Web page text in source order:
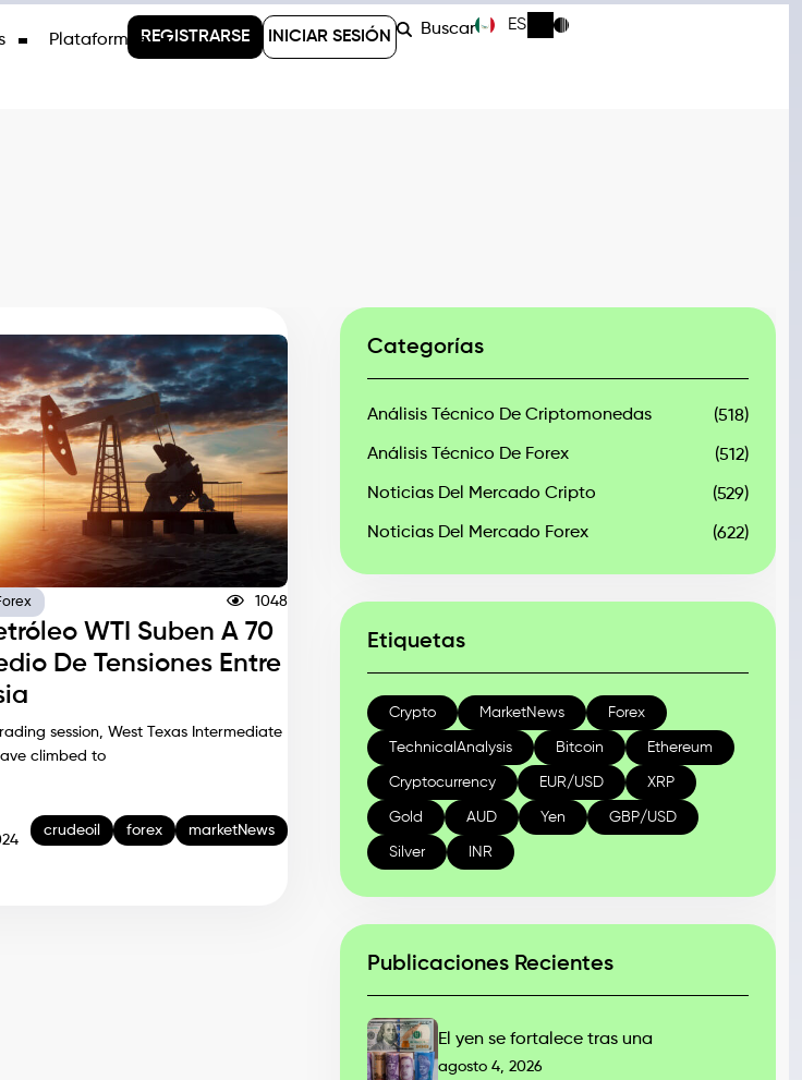
PlataformasREGISTRARSE INICIAR SESIÓN Buscar ES
1048
WTI Suben A 70
De Tensiones Entre
session, West Texas Intermediate
climbed to
crudeoil forex marketNews
Categorías
Análisis Técnico De Criptomonedas (518)
Análisis Técnico De Forex (512)
Noticias Del Mercado Cripto (529)
Noticias Del Mercado Forex (622)
Etiquetas
Crypto MarketNews Forex
TechnicalAnalysis Bitcoin Ethereum
Cryptocurrency EUR/USD XRP
Gold AUD Yen GBP/USD
Silver INR
Publicaciones Recientes
El yen se fortalece tras una
agosto 4, 2026